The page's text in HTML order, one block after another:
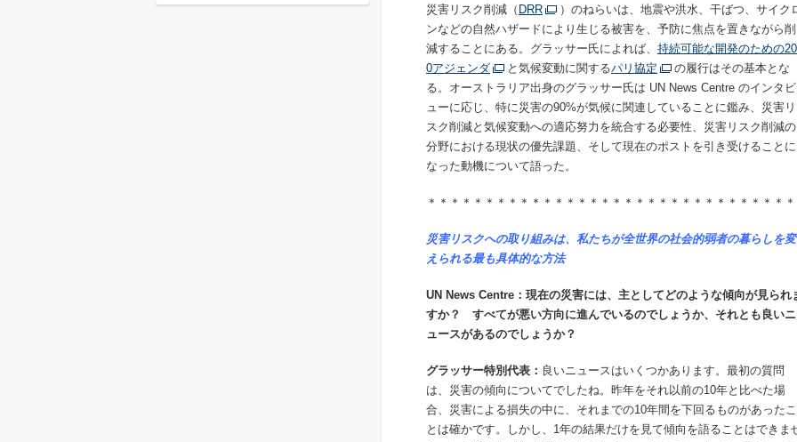
災害リスク削減（ DRR
）のねらいは、地震や洪水、干ばつ、サイク
ンなどの自然ハザードにより生じる被害を、予防に焦点を置きながら削
減することにある。グラッサー氏によれば、 持続可能な開発のための
0アジェンダ と気候変動に関するパリ協定
の履行はその基本とな
る。オーストラリア出身のグラッサー氏は UN News Centre のインタビ
ューに応じ、特に災害の90%が気候に関連していることに鑑み、災害リ
スク削減と気候変動への適応努力を統合する必要性、災害リスク削減の
分野における現状の優先課題、そして現在のポストを引き受けることに
なった動機について語った。
＊＊＊＊＊＊＊＊＊＊＊＊＊＊＊＊＊＊＊＊＊＊＊＊＊＊＊＊＊＊＊＊
災害リスクへの取り組みは、私たちが全世界の社会的弱者の暮らしを変
えられる最も具体的な方法
UN News Centre ：現在の災害には、主としてどのような傾向が見られ
すか？ すべてが悪い方向に進んでいるのでしょうか、それとも良いニ
ュースがあるのでしょうか？
グラッサー特別代表： 良いニュースはいくつかあります。最初の質問
は、災害の傾向についてでしたね。昨年をそれ以前の10年と比べた場
合、災害による損失の中に、それまでの10年間を下回るものがあったこ
とは確かです。しかし、1年の結果だけを見て傾向を語ることはできま